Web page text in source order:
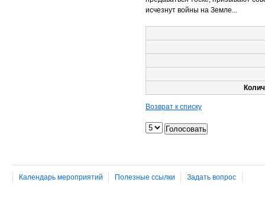
исчезнут войны на Земле...
Возврат к списку
Календарь мероприятий Полезные ссылки Задать вопрос